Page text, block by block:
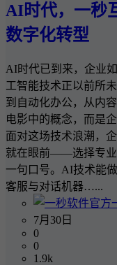
AI时代，一秒
数字化转型
AI时代已到来，企业
工智能技术正以前所
到自动化办公，从内
电影中的概念，而是
面对这场技术浪潮，
就在眼前——选择专业
一句口号。AI技术能
客服与对话机器…...
7月30日
0
0
1.9k